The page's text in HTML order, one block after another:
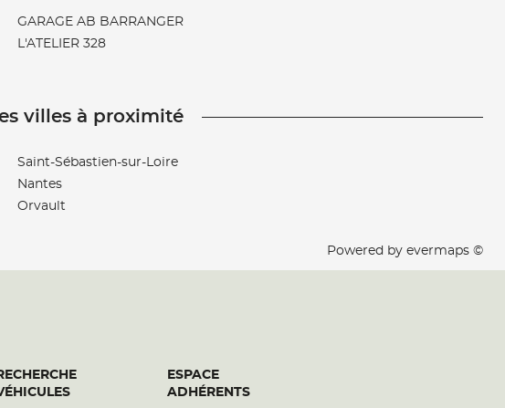
GARAGE AB BARRANGER
L'ATELIER 328
villes à proximité
Saint-Sébastien-sur-Loire
Nantes
Orvault
Powered by evermaps ©
ESPACE
ADHÉRENTS